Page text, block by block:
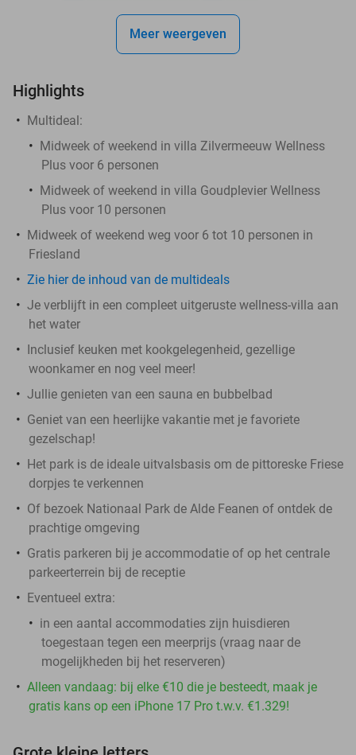
Meer weergeven
Highlights
Multideal:
Midweek of weekend in villa Zilvermeeuw Wellness
Plus voor 6 personen
Midweek of weekend in villa Goudplevier Wellness
Plus voor 10 personen
Midweek of weekend weg voor 6 tot 10 personen in
Friesland
Zie hier de inhoud van de multideals
Je verblijft in een compleet uitgeruste wellness-villa aan
het water
Inclusief keuken met kookgelegenheid, gezellige
woonkamer en nog veel meer!
Jullie genieten van een sauna en bubbelbad
Geniet van een heerlijke vakantie met je favoriete
gezelschap!
Het park is de ideale uitvalsbasis om de pittoreske Friese
dorpjes te verkennen
Of bezoek Nationaal Park de Alde Feanen of ontdek de
prachtige omgeving
Gratis parkeren bij je accommodatie of op het centrale
parkeerterrein bij de receptie
Eventueel extra:
in een aantal accommodaties zijn huisdieren
toegestaan tegen een meerprijs (vraag naar de
mogelijkheden bij het reserveren)
Alleen vandaag: bij elke €10 die je besteedt, maak je
gratis kans op een iPhone 17 Pro t.w.v. €1.329!